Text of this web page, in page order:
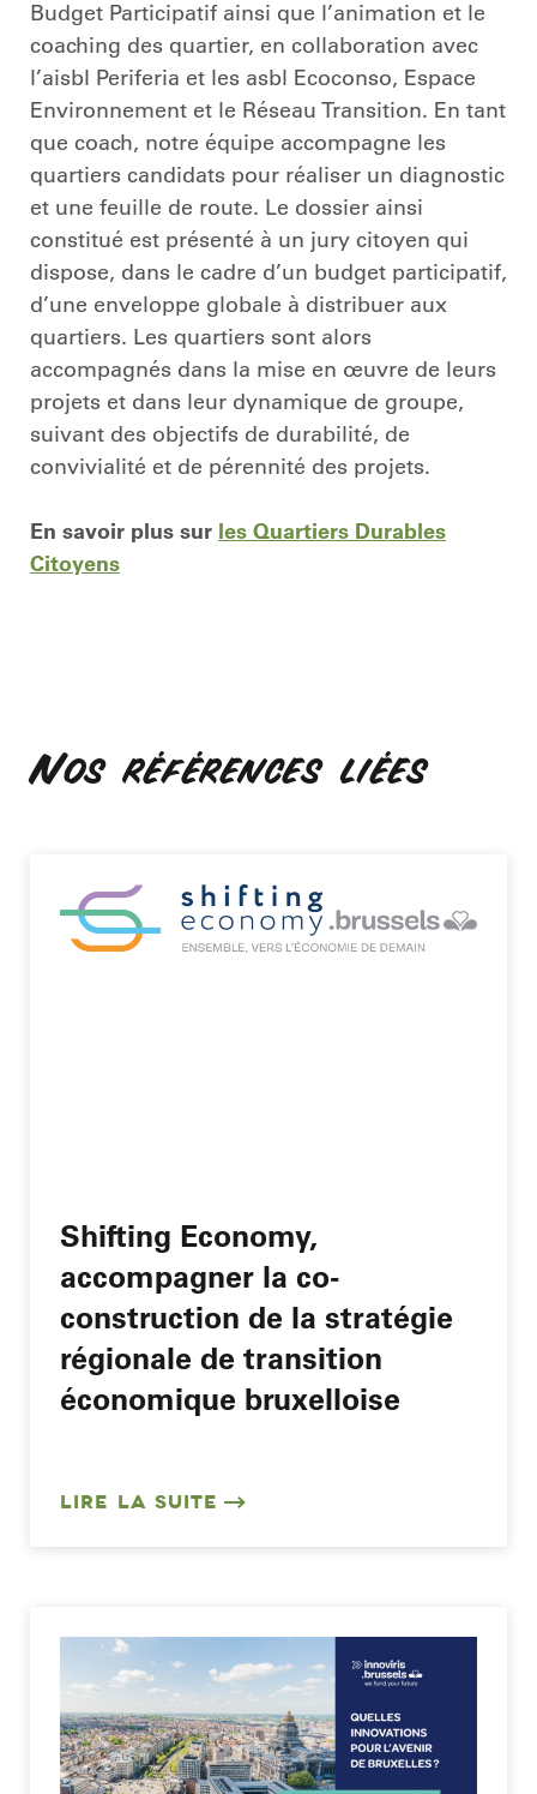
Budget Participatif ainsi que l’animation et le
coaching des quartier, en collaboration avec
l’aisbl Periferia et les asbl Ecoconso, Espace
Environnement et le Réseau Transition. En tant
que coach, notre équipe accompagne les
quartiers candidats pour réaliser un diagnostic
et une feuille de route. Le dossier ainsi
constitué est présenté à un jury citoyen qui
dispose, dans le cadre d’un budget participatif,
d’une enveloppe globale à distribuer aux
quartiers. Les quartiers sont alors
accompagnés dans la mise en œuvre de leurs
projets et dans leur dynamique de groupe,
suivant des objectifs de durabilité, de
convivialité et de pérennité des projets.
En savoir plus sur les Quartiers Durables
Citoyens
Nos références liées
Shifting Economy,
accompagner la co-
construction de la stratégie
régionale de transition
économique bruxelloise
LIRE LA SUITE